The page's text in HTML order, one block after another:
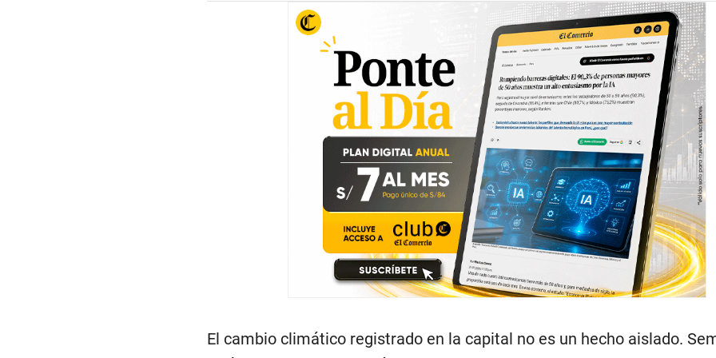
El cambio climático registrado en la capital no es un hecho aislado.